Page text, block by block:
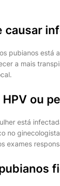
causar
pubianos está
a mais
ou
está
no
exames